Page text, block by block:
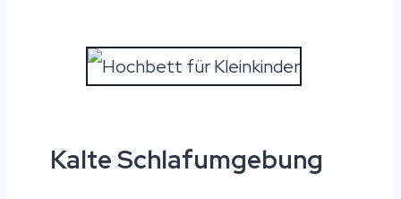
Kalte Schlafumgebung